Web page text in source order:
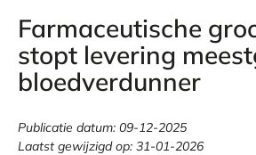
Farmaceutische
stopt levering
bloedverdunner
Publicatie datum: 09-12-2025
Laatst gewijzigd op: 31-01-2026